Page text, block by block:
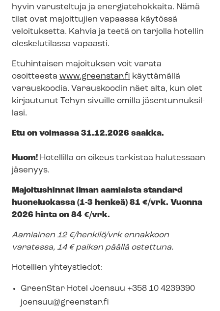
hyvin varusteltuja ja energiatehokkaita. Nämä
tilat ovat majoittujien vapaassa käytössä
veloituksetta. Kahvia ja teetä on tarjolla hotellin
oleskelutilassa vapaasti.
Etuhintaisen majoituksen voit varata
osoitteesta www.greenstar.fi käyttämällä
varauskoodia. Varauskoodin näet alta, kun olet
kirjautunut Tehyn sivuille omilla jä­sen­tun­nuk­sil­
la­si.
Etu on voimassa 31.12.2026 saakka.
Huom! Hotellilla on oikeus tarkistaa halutessaan
jäsenyys.
Majoitushinnat ilman aamiaista standard
huoneluokassa (1-3 henkeä) 81 €/vrk. Vuonna
2026 hinta on 84 €/vrk.
Aamiainen 12 €/henkilö/vrk ennakkoon
varatessa, 14 € paikan päällä ostettuna.
Hotellien yhteystiedot:
GreenStar Hotel Joensuu +358 10 4239390
joensuu@greenstar.fi